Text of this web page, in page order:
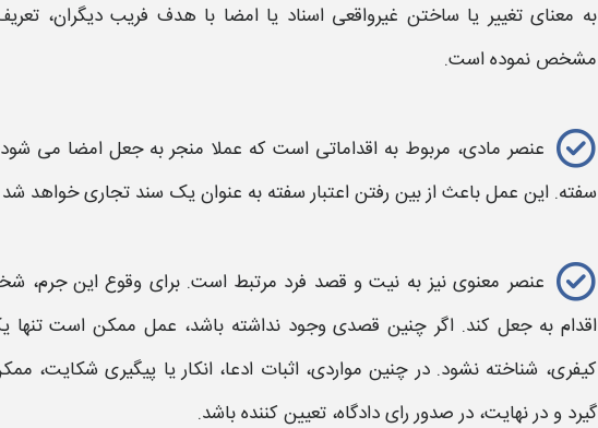
به معنای تغییر یا ساختن غیرواقعی اسناد یاامضا با هدف فریب دیگران،
مشخص نموده است.
عنصر مادی، مربوط به اقداماتی است که عملا منجر بهجعل امضا می‌
سفته. این عمل باعث از بین رفتن اعتبارسفته به عنوان یک سند تجاری خواهد شد و
عنصر معنوی نیز به نیت و قصد فرد مرتبط است. برای وقوع این جرم،
اقدام بهجعل کند. اگر چنین قصدی وجود نداشته باشد، عمل ممکن است
کیفری، شناخته نشود. در چنین مواردی، اثبات ادعا،انکاریا پیگیری شکایت،
گیرد و در نهایت، در صدوررایدادگاه، تعیین‌ کننده باشد.